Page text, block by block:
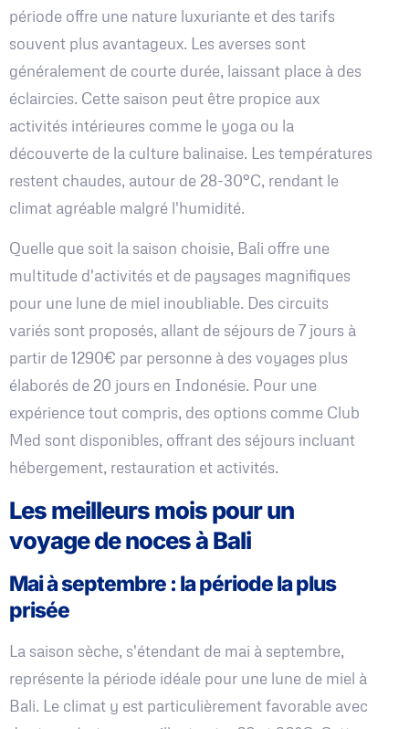
période offre une nature luxuriante et des tarifs
souvent plus avantageux. Les averses sont
généralement de courte durée, laissant place à des
éclaircies. Cette saison peut être propice aux
activités intérieures comme le yoga ou la
découverte de la culture balinaise. Les températures
restent chaudes, autour de 28-30°C, rendant le
climat agréable malgré l'humidité.
Quelle que soit la saison choisie, Bali offre une
multitude d'activités et de paysages magnifiques
pour une lune de miel inoubliable. Des circuits
variés sont proposés, allant de séjours de 7 jours à
partir de 1290€ par personne à des voyages plus
élaborés de 20 jours en Indonésie. Pour une
expérience tout compris, des options comme Club
Med sont disponibles, offrant des séjours incluant
hébergement, restauration et activités.
Les meilleurs mois pour un
voyage de noces à Bali
Mai à septembre : la période la plus
prisée
La saison sèche, s'étendant de mai à septembre,
représente la période idéale pour une lune de miel à
Bali. Le climat y est particulièrement favorable avec